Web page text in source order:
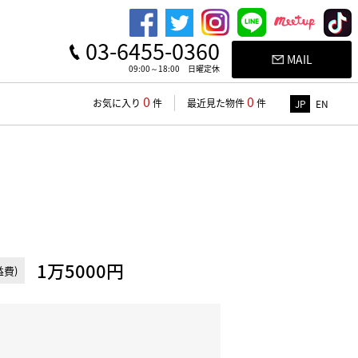
03-6455-0360
09:00～18:00 日曜定休
MAIL
お気に入り 0 件 最近見た物件0 件 JP EN
費) 1万5000円